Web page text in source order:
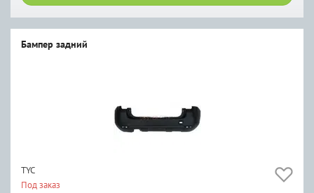
Бампер задний
TYC
Под заказ